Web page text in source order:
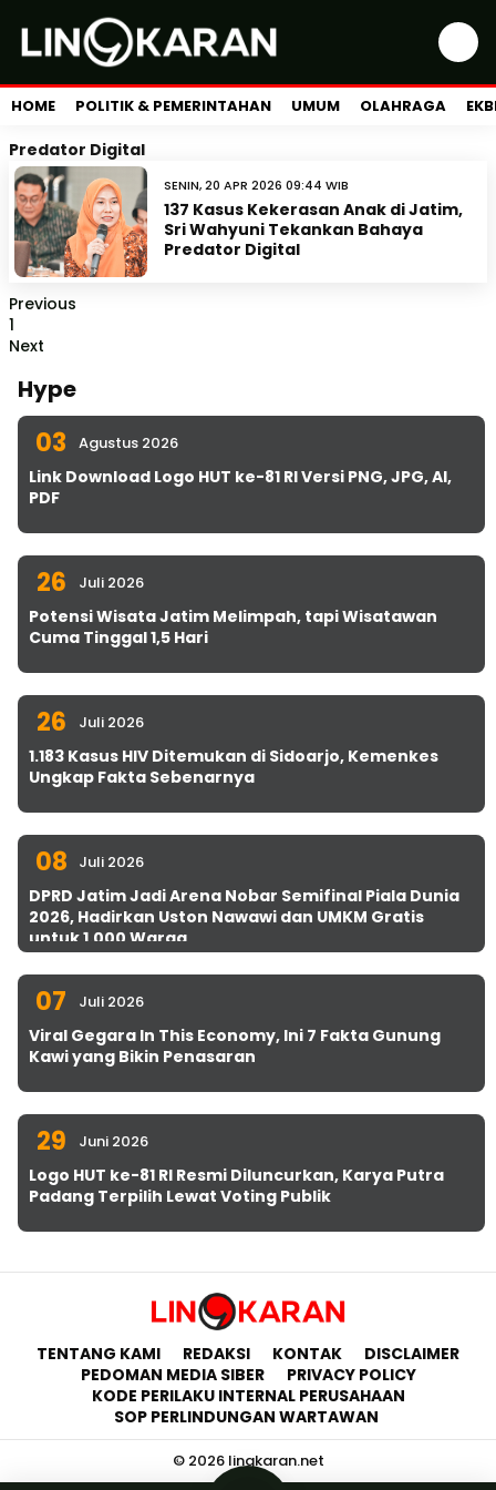
HOME POLITIK & PEMERINTAHAN UMUM OLAHRAGA
Predator Digital
SENIN, 20 APR 2026 09:44 WIB
137 Kasus Kekerasan Anak di Jatim,
Sri Wahyuni Tekankan Bahaya
Predator Digital
Previous
1
Next
Hype
03 Agustus 2026
Link Download Logo HUT ke-81 RI Versi PNG, JPG, AI,
PDF
26 Juli 2026
Potensi Wisata Jatim Melimpah, tapi Wisatawan
Cuma Tinggal 1,5 Hari
26 Juli 2026
1.183 Kasus HIV Ditemukan di Sidoarjo, Kemenkes
Ungkap Fakta Sebenarnya
08 Juli 2026
DPRD Jatim Jadi Arena Nobar Semifinal Piala Dunia
2026, Hadirkan Uston Nawawi dan UMKM Gratis
untuk 1.000 Warga
07 Juli 2026
Viral Gegara In This Economy, Ini 7 Fakta Gunung
Kawi yang Bikin Penasaran
29 Juni 2026
Logo HUT ke-81 RI Resmi Diluncurkan, Karya Putra
Padang Terpilih Lewat Voting Publik
TENTANG KAMI REDAKSI KONTAK
DISCLAIMER
PEDOMAN MEDIA SIBER
PRIVACY POLICY
KODE PERILAKU INTERNAL PERUSAHAAN
SOP PERLINDUNGAN WARTAWAN
© 2026 lingkaran.net